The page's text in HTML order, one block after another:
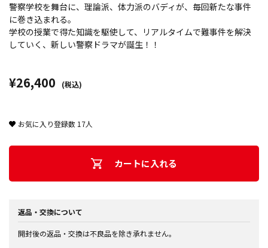
警察学校を舞台に、理論派、体力派のバディが、毎回新たな事件
に巻き込まれる。
学校の授業で得た知識を駆使して、リアルタイムで難事件を解決
していく、新しい警察ドラマが誕生！！
¥26,400 (税込)
お気に入り登録数 17人
カートに入れる
返品・交換について
開封後の返品・交換は不良品を除き承れません。